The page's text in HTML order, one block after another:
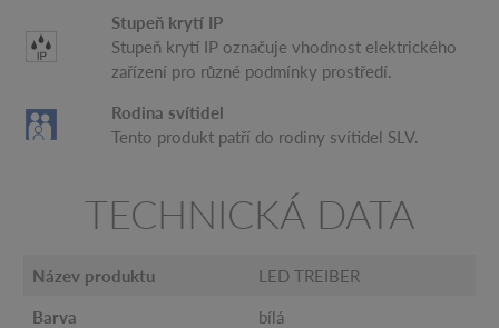
Stupeň krytí IP
Stupeň krytí IP označuje vhodnost elektrického
zařízení pro různé podmínky prostředí.
Rodina svítidel
Tento produkt patří do rodiny svítidel SLV.
TECHNICKÁ DATA
Název produktu LED TREIBER
Barva bílá